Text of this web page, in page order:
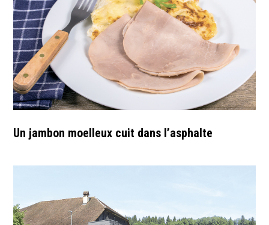
Un jambon moelleux cuit dans l’asphalte